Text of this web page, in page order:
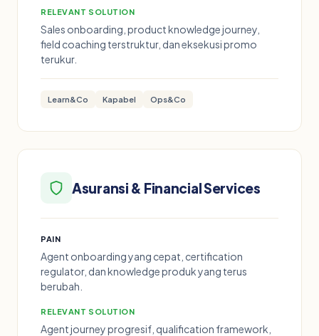
RELEVANT SOLUTION
Sales onboarding, product knowledge journey,
field coaching terstruktur, dan eksekusi promo
terukur.
Learn&Co Kapabel Ops&Co
Asuransi & Financial Services
PAIN
Agent onboarding yang cepat, certification
regulator, dan knowledge produk yang terus
berubah.
RELEVANT SOLUTION
Agent journey progresif, qualification framework,